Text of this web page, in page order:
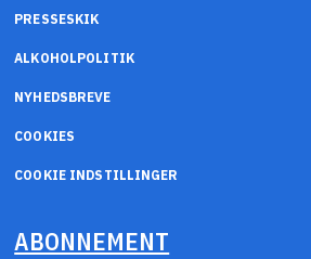
PRESSESKIK
ALKOHOLPOLITIK
NYHEDSBREVE
COOKIES
COOKIE INDSTILLINGER
ABONNEMENT